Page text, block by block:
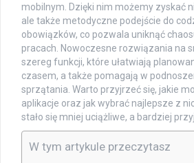
mobilnym. Dzięki nim możemy zyskać
ale także metodyczne podejście do
obowiązków, co pozwala uniknąć
pracach. Nowoczesne rozwiązania na
szereg funkcji, które ułatwiają
czasem, a także pomagają w
sprzątania. Warto przyjrzeć się, jakie
aplikacje oraz jak wybrać najlepsze z
stało się mniej uciążliwe, a bardziej
W tym artykule przeczytasz